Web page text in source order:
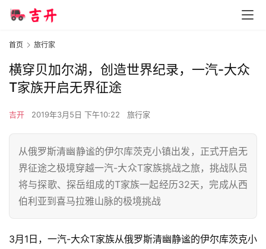
首页 旅行家
横穿贝加尔湖，创造世界纪录，一汽-大众
T家族开启无界征途
吉开 2019年3月5日 下午10:22 旅行家
从俄罗斯清幽静谧的伊尔库茨克小镇出发，正式开启无
界征途之极境穿越一汽-大众T家族挑战之旅，挑战队员
将与探歌、探岳组成的T家族一起经历32天，完成从西
伯利亚到喜马拉雅山脉的极境挑战
3月1日，一汽-大众T家族从俄罗斯清幽静谧的伊尔库茨克小